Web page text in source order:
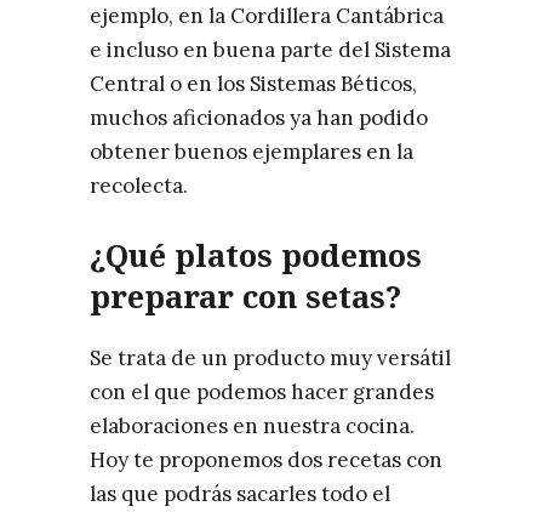
ejemplo, en la Cordillera Cantábrica
e incluso en buena parte del Sistema
Central o en los Sistemas Béticos,
muchos aficionados ya han podido
obtener buenos ejemplares en la
recolecta.
¿Qué platos podemos
preparar con setas?
Se trata de un producto muy versátil
con el que podemos hacer grandes
elaboraciones en nuestra cocina.
Hoy te proponemos dos recetas con
las que podrás sacarles todo el